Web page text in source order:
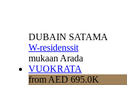
DUBAIN SATAMA
W-residenssit
mukaan Arada
VUOKRATA
from AED 695.0K